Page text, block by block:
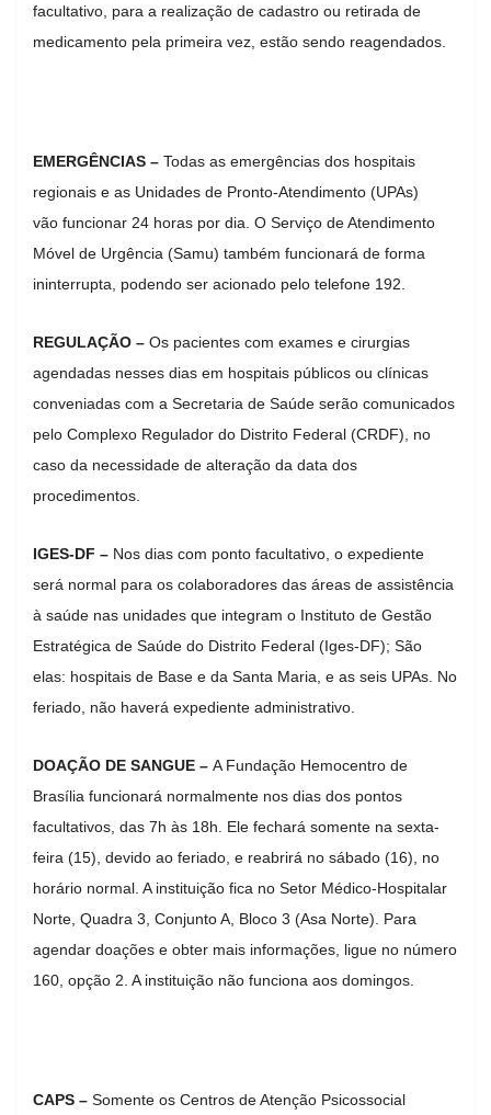
facultativo, para a realização de cadastro ou retirada de
medicamento pela primeira vez, estão sendo reagendados.
EMERGÊNCIAS – Todas as emergências dos hospitais
regionais e as Unidades de Pronto-Atendimento (UPAs)
vão funcionar 24 horas por dia. O Serviço de Atendimento
Móvel de Urgência (Samu) também funcionará de forma
ininterrupta, podendo ser acionado pelo telefone 192.
REGULAÇÃO – Os pacientes com exames e cirurgias
agendadas nesses dias em hospitais públicos ou clínicas
conveniadas com a Secretaria de Saúde serão comunicados
pelo Complexo Regulador do Distrito Federal (CRDF), no
caso da necessidade de alteração da data dos
procedimentos.
IGES-DF – Nos dias com ponto facultativo, o expediente
será normal para os colaboradores das áreas de assistência
à saúde nas unidades que integram o Instituto de Gestão
Estratégica de Saúde do Distrito Federal (Iges-DF); São
elas: hospitais de Base e da Santa Maria, e as seis UPAs. No
feriado, não haverá expediente administrativo.
DOAÇÃO DE SANGUE – A Fundação Hemocentro de
Brasília funcionará normalmente nos dias dos pontos
facultativos, das 7h às 18h. Ele fechará somente na sexta-
feira (15), devido ao feriado, e reabrirá no sábado (16), no
horário normal. A instituição fica no Setor Médico-Hospitalar
Norte, Quadra 3, Conjunto A, Bloco 3 (Asa Norte). Para
agendar doações e obter mais informações, ligue no número
160, opção 2. A instituição não funciona aos domingos.
CAPS – Somente os Centros de Atenção Psicossocial